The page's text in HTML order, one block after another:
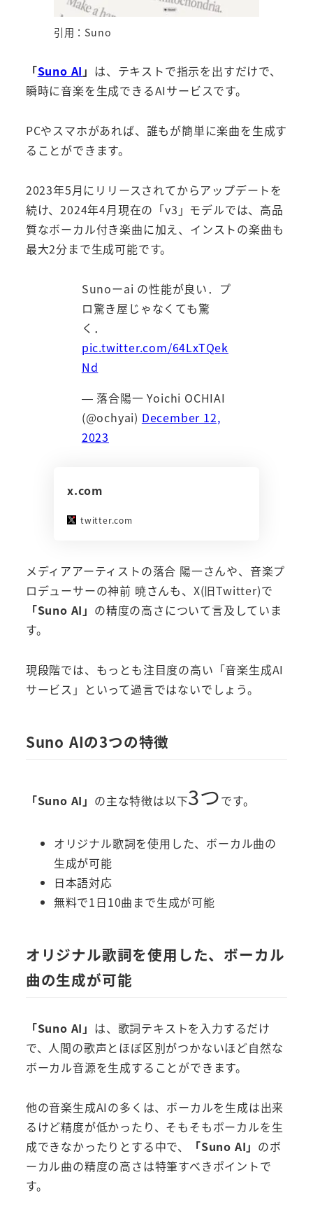
引用：Suno
「Suno AI 」 は、テキストで指示を出すだけで、
瞬時に音楽を生成できるAIサービスです。
PCやスマホがあれば、誰もが簡単に楽曲を生成す
ることができます。
2023年5月にリリースされてからアップデートを
続け、2024年4月現在の「v3」モデルでは、高品
質なボーカル付き楽曲に加え、インストの楽曲も
最大2分まで生成可能です。
Sunoーai の性能が良い．プ
ロ驚き屋じゃなくても驚
く．
pic.twitter.com/64LxTQek
Nd
— 落合陽一 Yoichi OCHIAI
(@ochyai) December 12,
2023
x.com
twitter.com
メディアアーティストの落合 陽一さんや、音楽プ
ロデューサーの神前 暁さんも、X(旧Twitter)で
「Suno AI」 の精度の高さについて言及していま
す。
現段階では、もっとも注目度の高い「音楽生成AI
サービス」といって過言ではないでしょう。
Suno AIの3つの特徴
「Suno AI」 の主な特徴は以下3つです。
オリジナル歌詞を使用した、ボーカル曲の
生成が可能
日本語対応
無料で1日10曲まで生成が可能
オリジナル歌詞を使用した、ボーカル
曲の生成が可能
「Suno AI」 は、歌詞テキストを入力するだけ
で、人間の歌声とほぼ区別がつかないほど自然な
ボーカル音源を生成することができます。
他の音楽生成AIの多くは、ボーカルを生成は出来
るけど精度が低かったり、そもそもボーカルを生
成できなかったりとする中で、
「Suno AI」 のボ
ーカル曲の精度の高さは特筆すべきポイントで
す。